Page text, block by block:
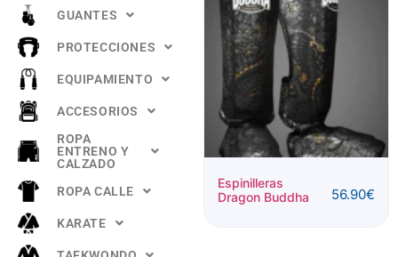
GUANTES
PROTECCIONES
EQUIPAMIENTO
ACCESORIOS
ROPA
ENTRENO Y
CALZADO
ROPA CALLE
KARATE
Espinillera
"TITANIUM"
Rosa
Espinilleras
Dragon Buddha
56.90€